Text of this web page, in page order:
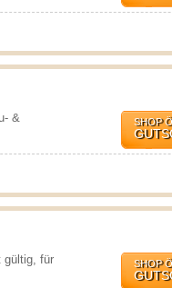
&
SHOP
gültig, für
SHOP